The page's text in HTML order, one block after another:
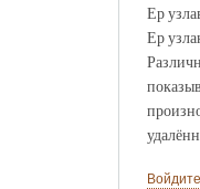
Ер
Ер
Войдите